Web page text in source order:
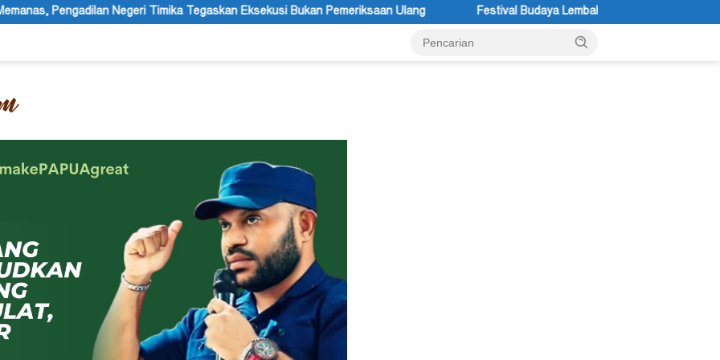
Tegaskan Eksekusi Bukan Pemeriksaan Ulang Festival Budaya Lembah Baliem Resmi Dibuka, Momentum Melestarikan